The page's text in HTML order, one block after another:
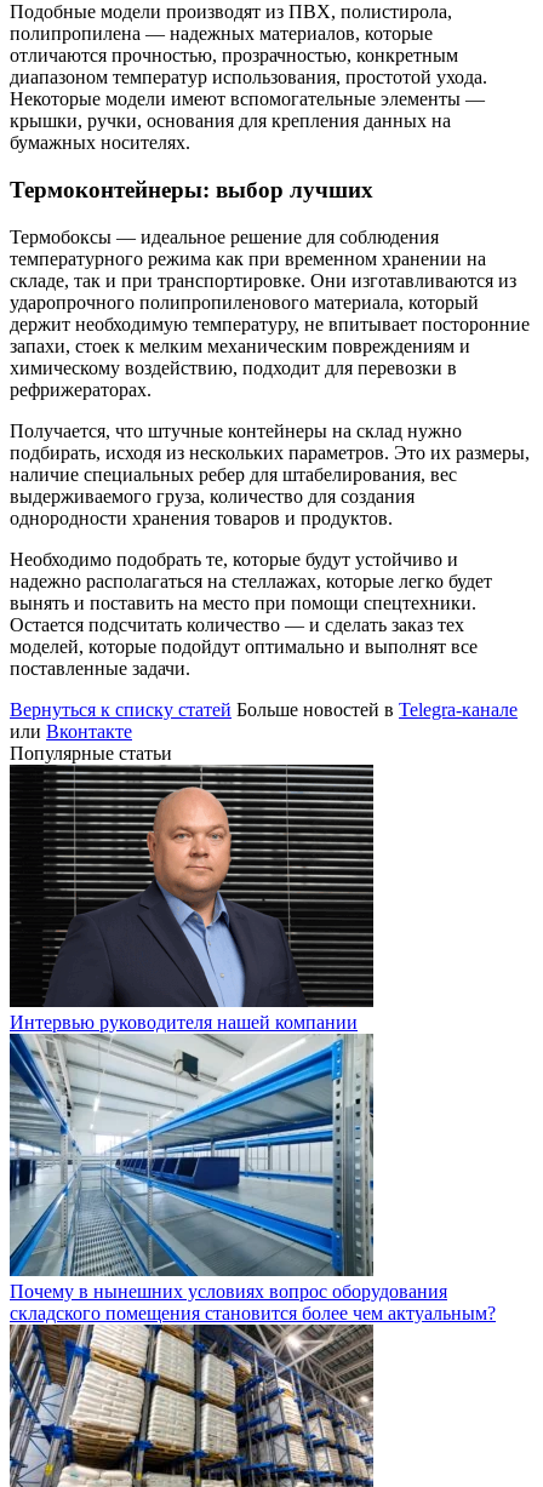
Подобные модели производят из ПВХ, полистирола,
полипропилена — надежных материалов, которые
отличаются прочностью, прозрачностью, конкретным
диапазоном температур использования, простотой ухода.
Некоторые модели имеют вспомогательные элементы —
крышки, ручки, основания для крепления данных на
бумажных носителях.
Термоконтейнеры: выбор лучших
Термобоксы — идеальное решение для соблюдения
температурного режима как при временном хранении на
складе, так и при транспортировке. Они изготавливаются из
ударопрочного полипропиленового материала, который
держит необходимую температуру, не впитывает посторонние
запахи, стоек к мелким механическим повреждениям и
химическому воздействию, подходит для перевозки в
рефрижераторах.
Получается, что штучные контейнеры на склад нужно
подбирать, исходя из нескольких параметров. Это их размеры,
наличие специальных ребер для штабелирования, вес
выдерживаемого груза, количество для создания
однородности хранения товаров и продуктов.
Необходимо подобрать те, которые будут устойчиво и
надежно располагаться на стеллажах, которые легко будет
вынять и поставить на место при помощи спецтехники.
Остается подсчитать количество — и сделать заказ тех
моделей, которые подойдут оптимально и выполнят все
поставленные задачи.
Вернуться к списку статей Больше новостей в Telegra-канале
или Вконтакте
Популярные статьи
Интервью руководителя нашей компании
Почему в нынешних условиях вопрос оборудования
складского помещения становится более чем актуальным?